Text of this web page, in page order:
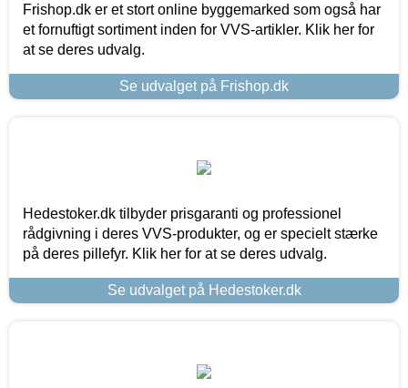
Frishop.dk er et stort online byggemarked som også har
et fornuftigt sortiment inden for VVS-artikler. Klik her for
at se deres udvalg.
Se udvalget på Frishop.dk
Hedestoker.dk tilbyder prisgaranti og professionel
rådgivning i deres VVS-produkter, og er specielt stærke
på deres pillefyr. Klik her for at se deres udvalg.
Se udvalget på Hedestoker.dk